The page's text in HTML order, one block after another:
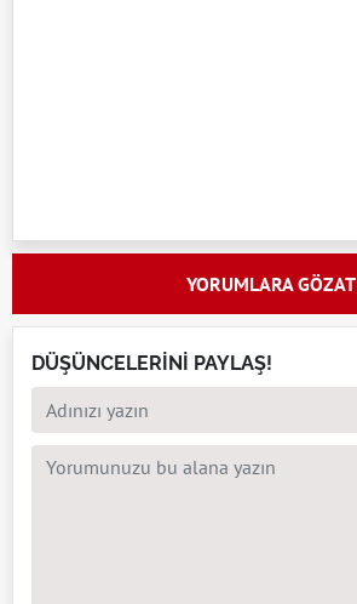
YORUMLARA GÖZAT
DÜŞÜNCELERİNİ PAYLAŞ!